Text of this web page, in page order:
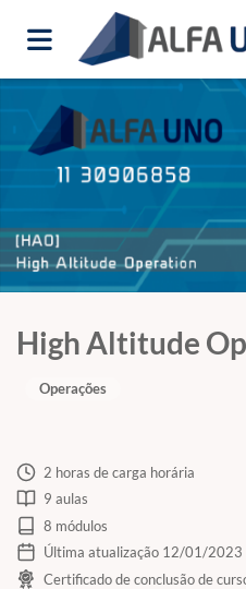
High Altitude
Operações
2 horas de carga horária
9 aulas
8 módulos
Última atualização 12/01/2023
Certificado de conclusão de